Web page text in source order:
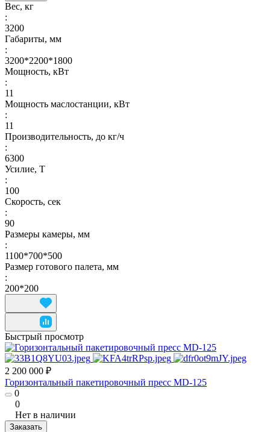
Вес, кг
:
3200
Габариты, мм
:
3200*2200*1800
Мощность, кВт
:
11
Мощность маслостанции, кВт
:
11
Производительность, до кг/ч
:
6300
Усилие, Т
:
100
Скорость, сек
:
90
Размеры камеры, мм
:
1100*700*500
Размер готового палета, мм
:
200*200
Быстрый просмотр
2 200 000 ₽
Горизонтальный пакетировочный пресс MD-125
0
0
Нет в наличии
Заказать